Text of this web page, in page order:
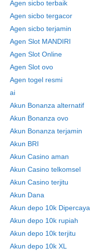
Agen sicbo terbaik
Agen sicbo tergacor
Agen sicbo terjamin
Agen Slot MANDIRI
Agen Slot Online
Agen Slot ovo
Agen togel resmi
ai
Akun Bonanza alternatif
Akun Bonanza ovo
Akun Bonanza terjamin
Akun BRI
Akun Casino aman
Akun Casino telkomsel
Akun Casino terjitu
Akun Dana
Akun depo 10k Dipercaya
Akun depo 10k rupiah
Akun depo 10k terjitu
Akun depo 10k XL